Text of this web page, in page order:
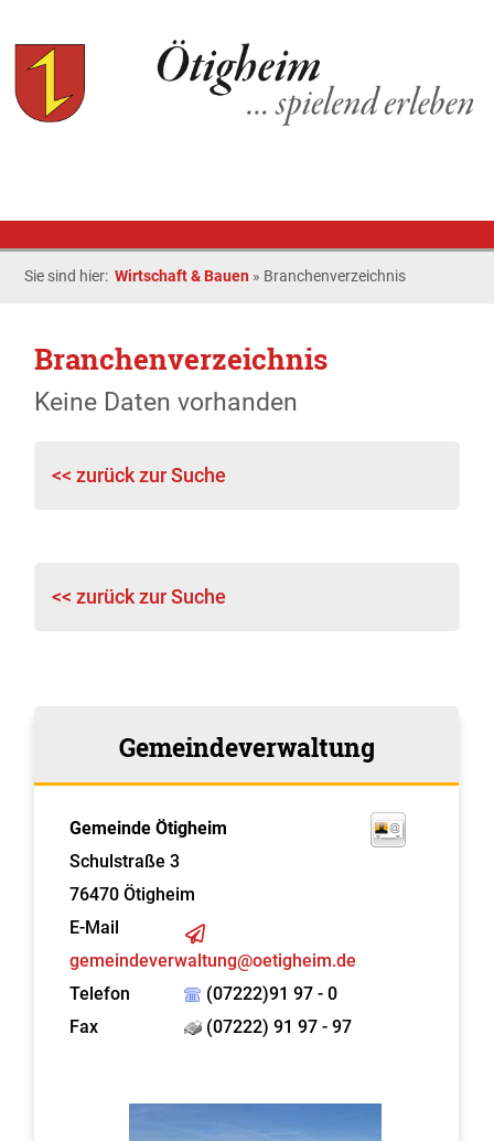
Sie sind hier:Wirtschaft & Bauen » Branchenverzeichnis
Branchenverzeichnis
Keine Daten vorhanden
<< zurück zur Suche
<< zurück zur Suche
Gemeindeverwaltung
Gemeinde Ötigheim
Schulstraße 3
76470 Ötigheim
E-Mail
gemeindeverwaltung@oetigheim.de
Telefon
(07222)91 97 - 0
Fax
(07222) 91 97 - 97